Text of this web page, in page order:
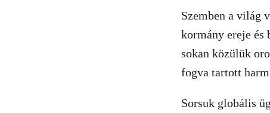
Szemben a világ
kormány ereje és
sokan közülük
fogva tartott
Sorsuk globális